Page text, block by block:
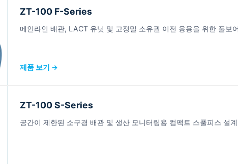
ZT-100 F-Series
메인라인 배관, LACT 유닛 및 고정밀 소유권 이전 응용을 위한 풀보
제품 보기 →
ZT-100 S-Series
공간이 제한된 소구경 배관 및 생산 모니터링용 컴팩트 스풀피스 설